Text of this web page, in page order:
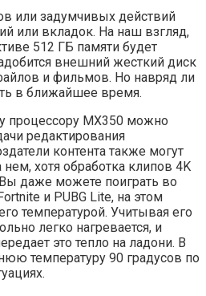
или задумчивых действий
или вкладок. На наш взгляд,
512 ГБ памяти будет
внешний жесткий диск
и фильмов. Но навряд ли
в ближайшее время.
процессору MX350 можно
редактирования
контента также могут
хотя обработка клипов 4K
даже можете поиграть во
и PUBG Lite, на этом
температурой. Учитывая его
легко нагревается, и
это тепло на ладони. В
температуру 90 градусов по